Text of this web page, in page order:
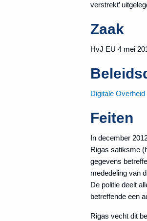
verstrekt’
Zaak
HvJ EU 4 mei
Digitale Overheid
Feiten
In december
Rigas satiksme
gegevens
mededeling van
De politie deelt
betreffende een
Rigas vecht dit